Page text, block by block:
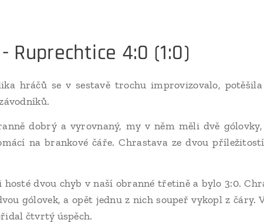
Ruprechtice 4:0 (1:0)
hráčů se v sestavě trochu improvizovalo, potěšila
dobrý a vyrovnaný, my v něm měli dvě
na brankové čáře. Chrastava ze dvou
hosté dvou chyb v naší obranné třetině a bylo 3:0.
gólovek, a opět jednu z nich soupeř vykopl z čáry.
čtvrtý úspěch.